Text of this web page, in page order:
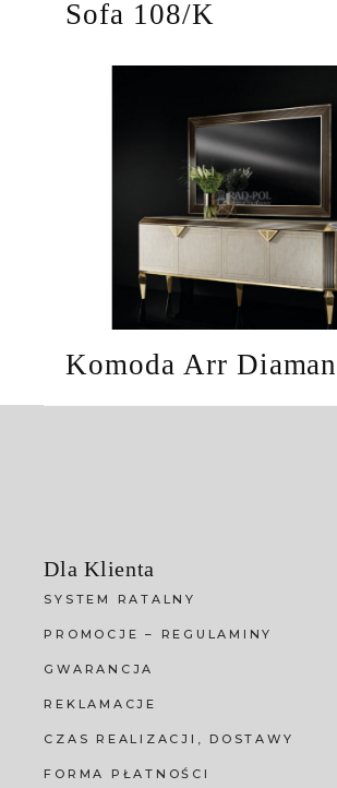
Sofa 108/K
Komoda Arr
Dla Klienta
SYSTEM RATALNY
PROMOCJE – REGULAMINY
GWARANCJA
REKLAMACJE
CZAS REALIZACJI, DOSTAWY
FORMA PŁATNOŚCI